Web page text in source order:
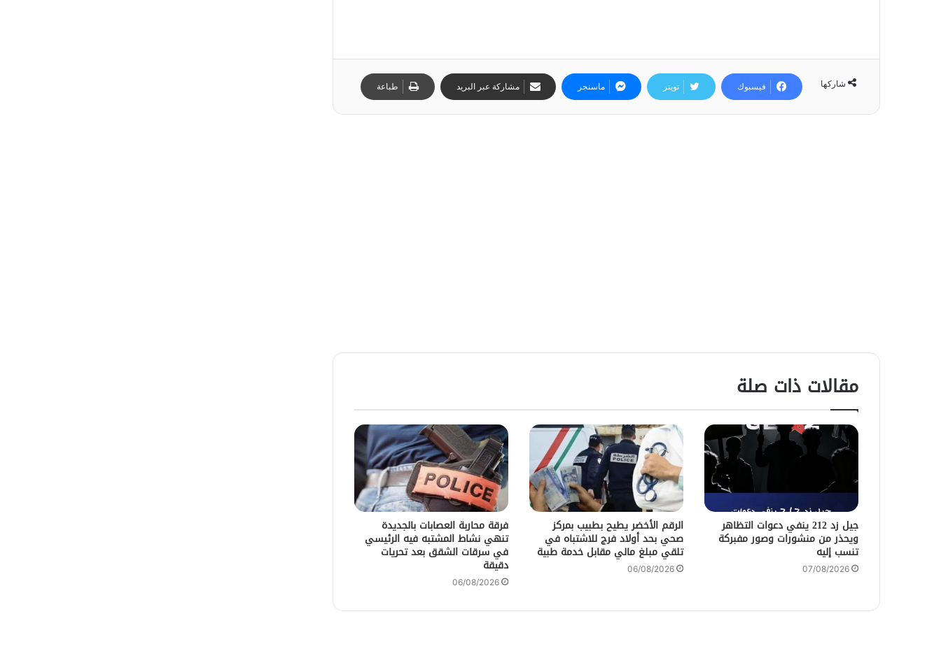
شاركها فيسبوك تويتر ماسنجر مشاركة عبر البريد طباعة
مقالات ذات صلة
جيل زد 212 ينفي دعوات التظاهر
ويحذر من منشورات وصور مفبركة
تنسب إليه
07/08/2026
الرقم الأخضر يطيح بطبيب بمركز
صحي بحد أولاد فرج للاشتباه في
تلقي مبلغ مالي مقابل خدمة طبية
06/08/2026
فرقة محاربة العصابات بالجديدة
تنهي نشاط المشتبه فيه الرئيسي
في سرقات الشقق بعد تحريات
دقيقة
06/08/2026